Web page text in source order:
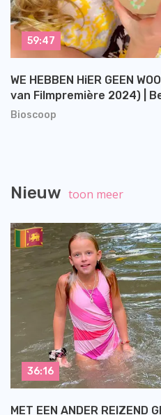
Bioscoop
WE HEBBEN HiER GEEN
van Filmpremière 2024) |
59:47
Nieuw toon meer
MET EEN ANDER REIZEND
36:16